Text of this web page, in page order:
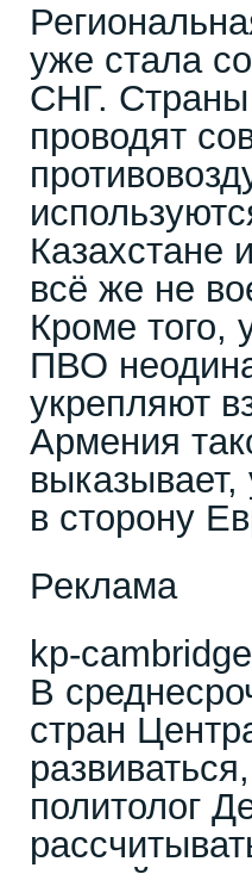
уже стала
СНГ. Страны
проводят
всё же не
Кроме того,
ПВО
укрепляют
Армения
в сторону
Реклама
kp-
В
стран
политолог